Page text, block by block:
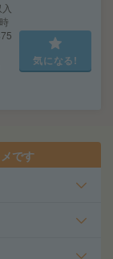
気になる!
です